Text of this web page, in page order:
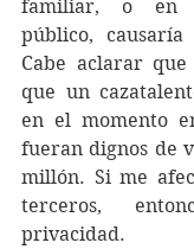
familiar, o en
público,
Cabe aclarar
que un
en el momento
fueran dignos de
millón. Si me
terceros,
privacidad.